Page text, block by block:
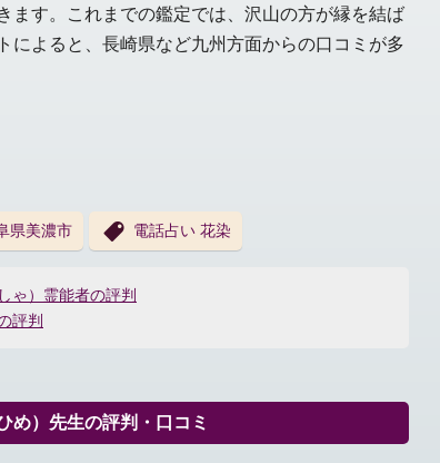
ます。これまでの鑑定では、沢山の方が縁を結ば
によると、長崎県など九州方面からの口コミが多
県美濃市 電話占い 花染
ゃ）霊能者の評判
評判
め）先生の評判・口コミ